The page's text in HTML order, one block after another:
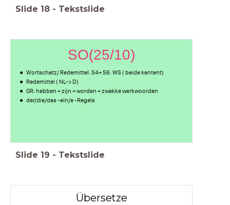
Slide 18 - Tekstslide
SO(25/10)
Wortschatz/ Redemittel: S4+ S6: WS ( beide kantent)
Redemittel ( NL-> D)
GR: hebben + zijn + worden + zwakke werkwoorden
der/die/das -ein/e -Regels
Slide 19 - Tekstslide
Übersetze